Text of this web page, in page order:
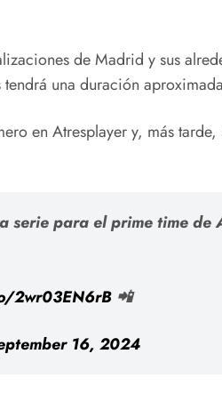
de Madrid y sus
una duración
en Atresplayer y, más
serie para el prime time de
2wr03EN6rB 📲
16, 2024